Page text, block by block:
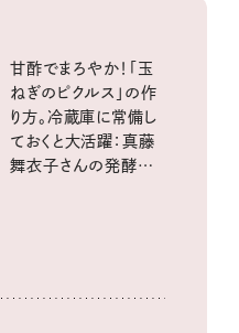
甘酢でまろやか！「玉
ねぎのピクルス」の作
り方。冷蔵庫に常備し
ておくと大活躍：真藤
舞衣子さんの発酵と